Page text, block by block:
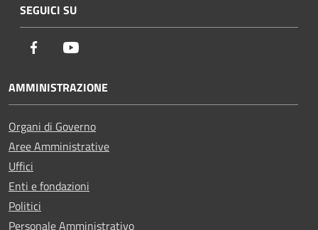
SEGUICI SU
Facebook
AMMINISTRAZIONE
Organi di Governo
Aree Amministrative
Uffici
Enti e fondazioni
Politici
Personale Amministrativo